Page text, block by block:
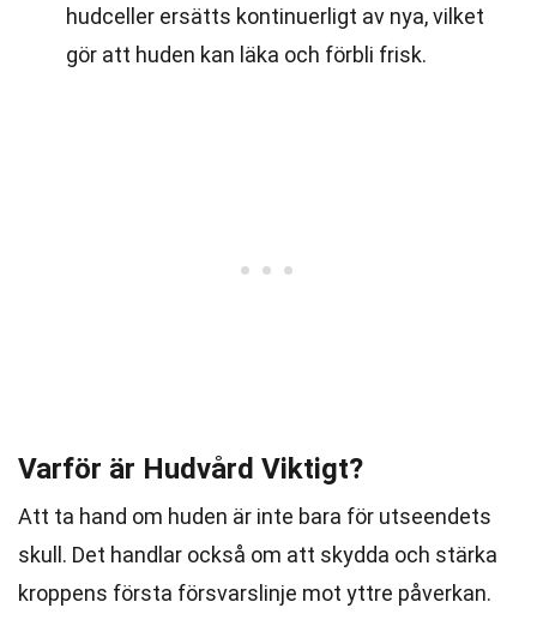
hudceller ersätts kontinuerligt av nya, vilket
gör att huden kan läka och förbli frisk.
Varför är Hudvård Viktigt?
Att ta hand om huden är inte bara för utseendets
skull. Det handlar också om att skydda och stärka
kroppens första försvarslinje mot yttre påverkan.